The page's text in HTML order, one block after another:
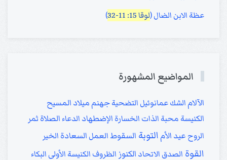
عظة الابن الضال (لوقا 15: 11-32 )
المواضيع المشهورة
الآلام الشكعمانوئيل التضحيةجهنم ميلاد المسيح
الكنيسة محبة الذات الخسارة الإضطهاد الدعاء الصلاة ثمر
الروح عيد الأم التوبة السقوط العمل السعادة الخير
القوة الصدق الاتحاد الكنوز الظروف الكنيسة الأولى البكاء